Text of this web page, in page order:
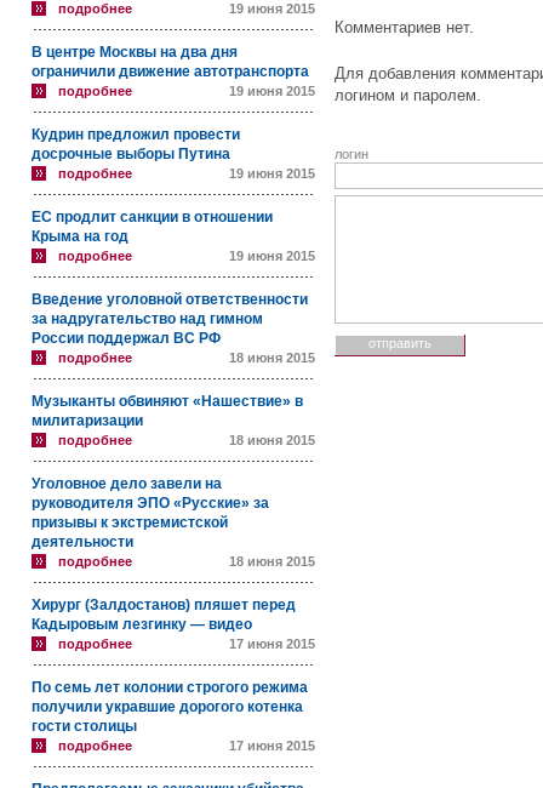
подробнее 19 июня 2015
В центре Москвы на два дня
ограничили движение автотранспорта
подробнее 19 июня 2015
Кудрин предложил провести
досрочные выборы Путина
подробнее 19 июня 2015
ЕС продлит санкции в отношении
Крыма на год
подробнее 19 июня 2015
Введение уголовной ответственности
за надругательство над гимном
России поддержал ВС РФ
подробнее 18 июня 2015
Музыканты обвиняют «Нашествие» в
милитаризации
подробнее 18 июня 2015
Уголовное дело завели на
руководителя ЭПО «Русские» за
призывы к экстремистской
деятельности
подробнее 18 июня 2015
Хирург (Залдостанов) пляшет перед
Кадыровым лезгинку — видео
подробнее 17 июня 2015
По семь лет колонии строгого режима
получили укравшие дорогого котенка
гости столицы
подробнее 17 июня 2015
Комментариев нет.
Для добавления
логином и паролем.
логин